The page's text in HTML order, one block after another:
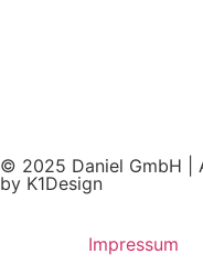
© 2025 Daniel GmbH |
by K1Design
Impressum